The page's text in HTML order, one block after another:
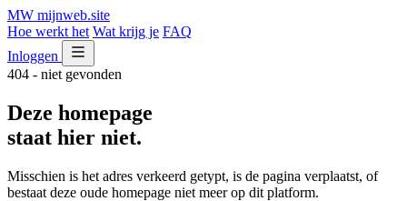
MW mijnweb.site
Hoe werkt het Wat krijg je FAQ
Inloggen
404 - niet gevonden
Deze homepage
staat hier niet.
Misschien is het adres verkeerd getypt, is de pagina verplaatst, of
bestaat deze oude homepage niet meer op dit platform.